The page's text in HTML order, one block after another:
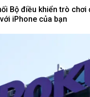
Bộ điều khiển trò chơi
iPhone của bạn